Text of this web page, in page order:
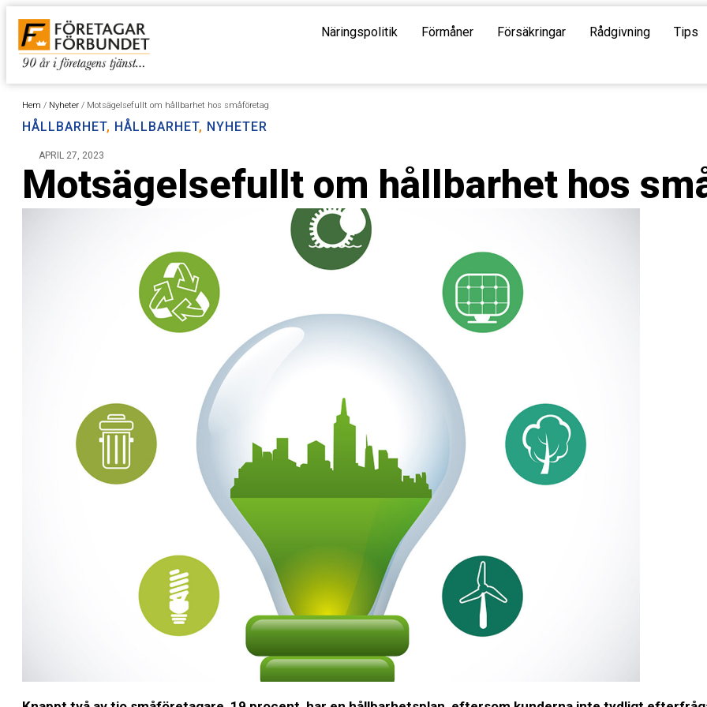
Näringspolitik Förmåner Försäkringar Rådgivning Tips
Hem / Nyheter / Motsägelsefullt om hållbarhet hos småföretag
HÅLLBARHET, HÅLLBARHET, NYHETER
APRIL 27, 2023
Motsägelsefullt om hållbarhet hos